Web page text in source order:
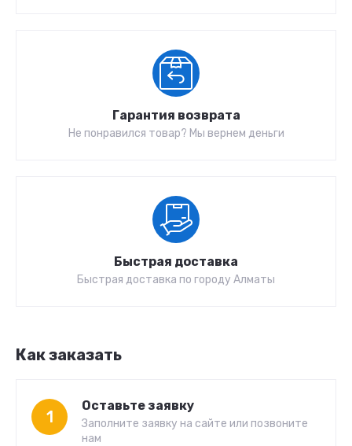
Гарантия возврата
Не понравился товар? Мы вернем деньги
Быстрая доставка
Быстрая доставка по городу Алматы
Как заказать
1
Оставьте заявку
Заполните заявку на сайте или позвоните
нам